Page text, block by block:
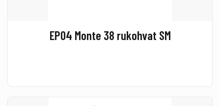
EP04 Monte 38 rukohvat SM